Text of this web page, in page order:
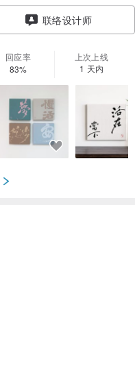
联络设计师
回应率
83%
上次上线
1 天内